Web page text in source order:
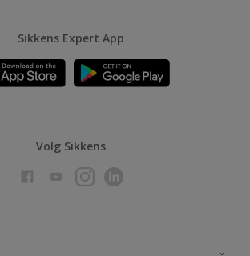
Sikkens Expert App
Volg Sikkens